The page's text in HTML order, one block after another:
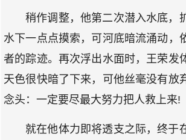
稍作调整，他第二次潜入水底，
水下一点点摸索，可河底暗流涌动，
者的踪迹。再次浮出水面时，王荣发
天色很快暗了下来，可他丝毫没有放
念头：一定要尽最大努力把人救上来!
就在他体力即将透支之际，终于